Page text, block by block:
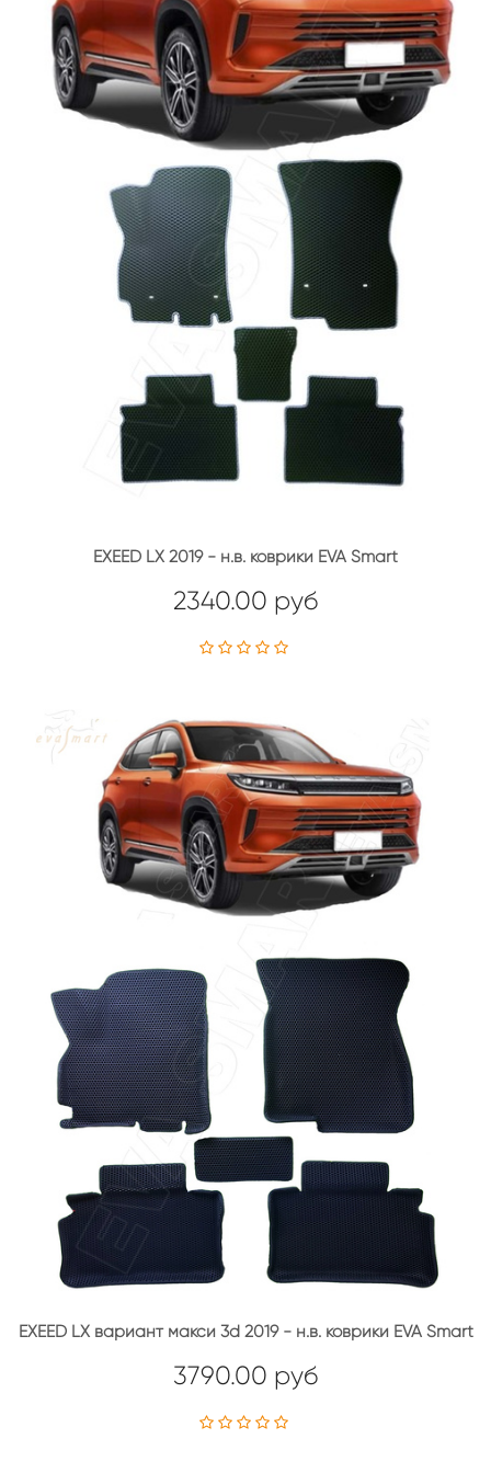
EXEED LX 2019 - н.в. коврики EVA Smart
2340.00 руб
EXEED LX вариант макси 3d 2019 - н.в. коврики EVA Smart
3790.00 руб